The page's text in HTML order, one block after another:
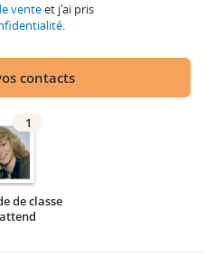
venteet j'ai pris
.
contacts
1
de classe